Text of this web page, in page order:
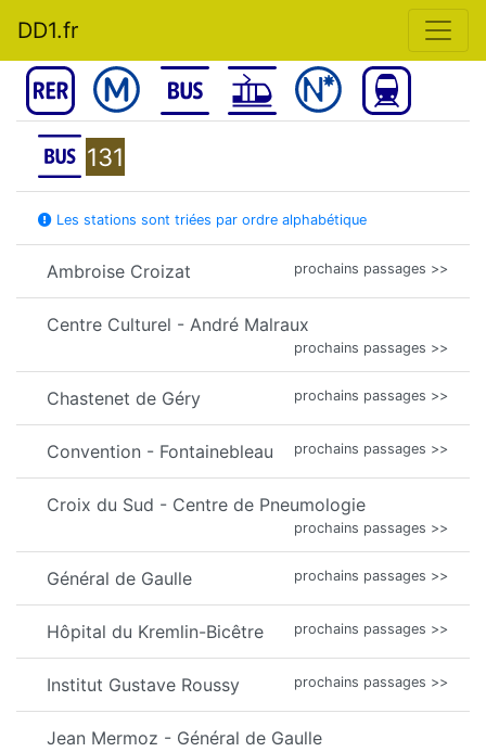
DD1.fr
131
Les stations sont triées par ordre alphabétique
Ambroise Croizat prochains passages >>
Centre Culturel - André Malraux
prochains passages >>
Chastenet de Géry prochains passages >>
Convention - Fontainebleau prochains passages >>
Croix du Sud - Centre de Pneumologie
prochains passages >>
Général de Gaulle prochains passages >>
Hôpital du Kremlin-Bicêtre prochains passages >>
Institut Gustave Roussy prochains passages >>
Jean Mermoz - Général de Gaulle